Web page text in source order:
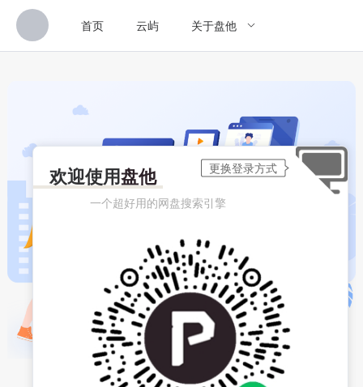
首页 云屿 关于盘他
欢迎使用盘他
一个超好用的网盘搜索引擎